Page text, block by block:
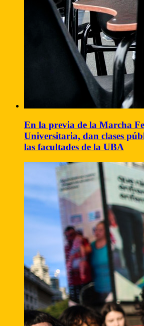
En la previa de la Marcha
Universitaria, dan clases
las facultades de la UBA